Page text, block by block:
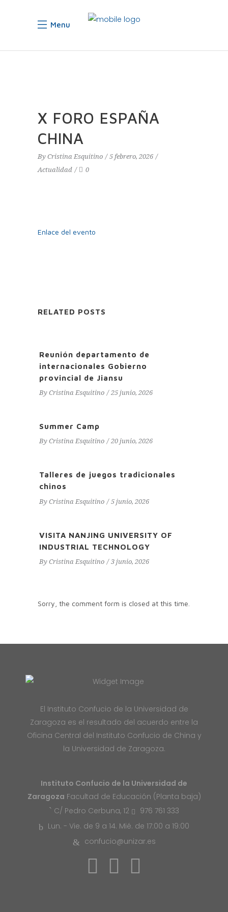
Menu
X FORO ESPAÑA
CHINA
By Cristina Esquitino
5 febrero, 2026
Actualidad
0
Enlace del evento
RELATED POSTS
Reunión departamento de
internacionales Gobierno
provincial de Jiansu
By Cristina Esquitino 25 junio, 2026
Summer Camp
By Cristina Esquitino 20 junio, 2026
Talleres de juegos tradicionales
chinos
By Cristina Esquitino 5 junio, 2026
VISITA NANJING UNIVERSITY OF
INDUSTRIAL TECHNOLOGY
By Cristina Esquitino 3 junio, 2026
Sorry, the comment form is closed at this time.
El Instituto Confucio de la Universidad de
Zaragoza es el resultado del acuerdo entre la
Oficina Central del Instituto Confucio de China y
la Universidad de Zaragoza.
Instituto Confucio de la Universidad de
Zaragoza Facultad de Educación (Planta baja)
C/ Pedro Cerbuna, 12
976 761 333
Lun. - Vie. de 9 a 14. Mié. de 17:00 a 19:00
confucio@unizar.es